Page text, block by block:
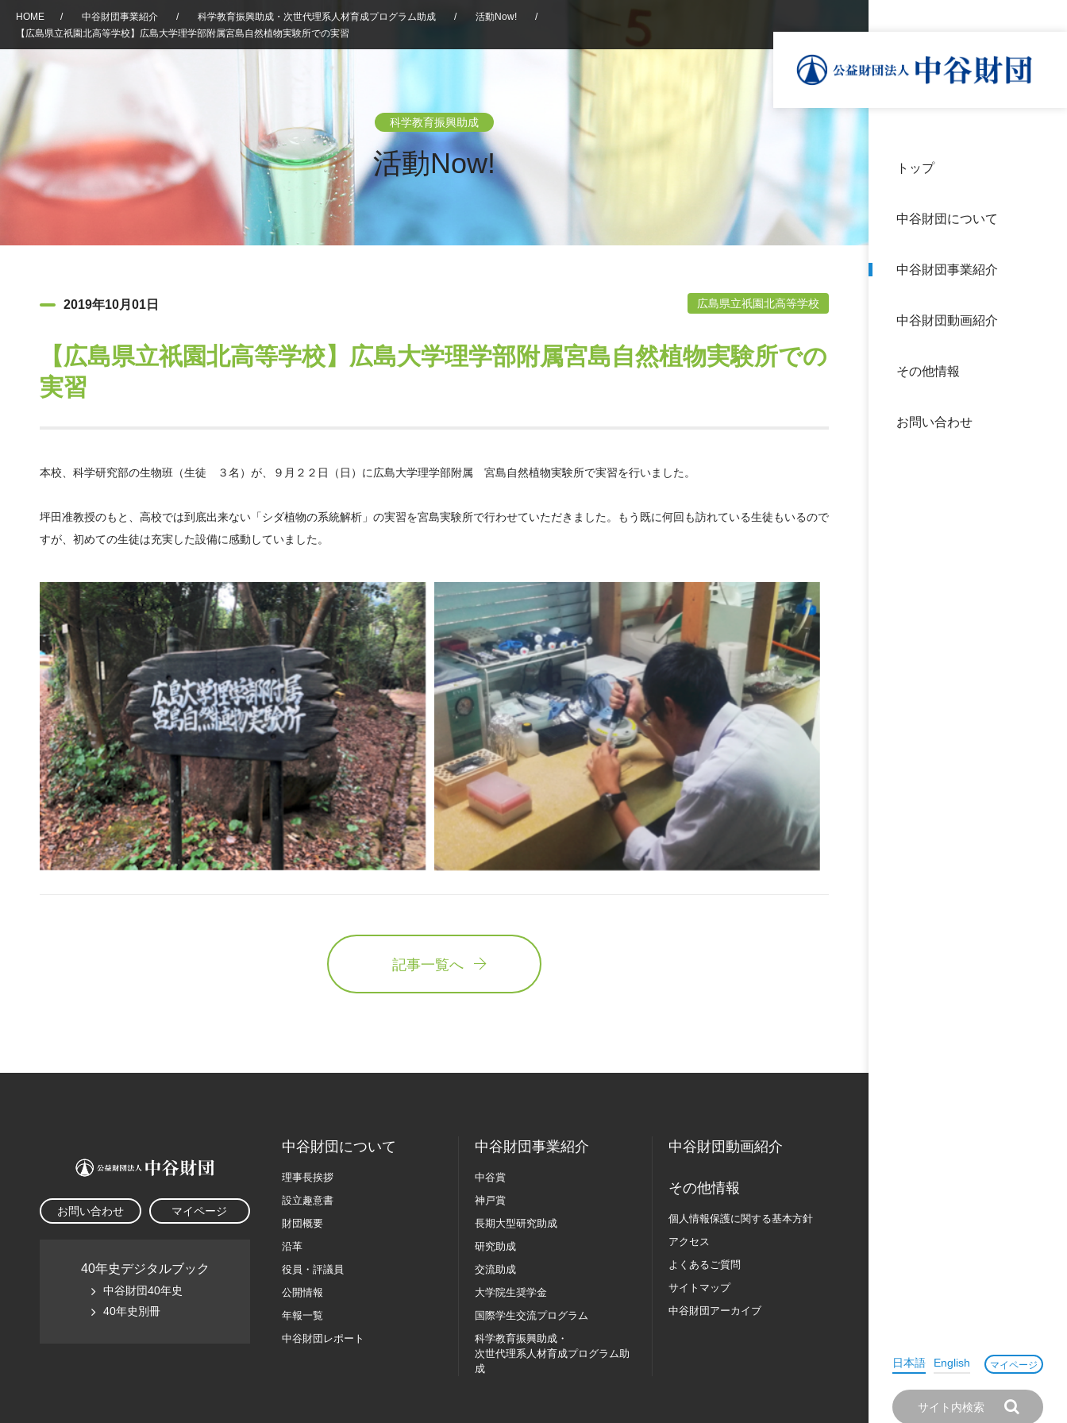
トップ
中谷財団について
中谷財団事業紹介
中谷財団動画紹介
その他情報
お問い合わせ
日本語 English マイページ
HOME / 中谷財団事業紹介 / 科学教育振興助成・次世代理系人材育成プログラム助成 / 活動Now!
/
【広島県立祇園北高等学校】広島大学理学部附属宮島自然植物実験所での実習
科学教育振興助成
活動Now!
2019年10月01日 広島県立祇園北高等学校
【広島県立祇園北高等学校】広島大学理学部附属宮島自然植物実験所での
実習
本校、科学研究部の生物班（生徒 ３名）が、９月２２日（日）に広島大学理学部附属 宮島自然植物実験所で実習を行いました。
坪田准教授のもと、高校では到底出来ない「シダ植物の系統解析」の実習を宮島実験所で行わせていただきました。もう既に何回も訪れている生徒もいるので
すが、初めての生徒は充実した設備に感動していました。
記事一覧へ
お問い合わせ マイページ
40年史デジタルブック
中谷財団40年史
40年史別冊
中谷財団について
理事長挨拶
設立趣意書
財団概要
沿革
役員・評議員
公開情報
年報一覧
中谷財団レポート
中谷財団事業紹介
中谷賞
神戸賞
長期大型研究助成
研究助成
交流助成
大学院生奨学金
国際学生交流プログラム
科学教育振興助成・
次世代理系人材育成プログラム助
成
中谷財団動画紹介
その他情報
個人情報保護に関する基本方針
アクセス
よくあるご質問
サイトマップ
中谷財団アーカイブ